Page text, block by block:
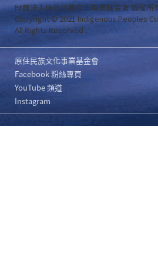
財團法人原住民族文化事業基金會 版權所
Copyright © 2021 Indigenous Peoples
All Rights Reserved .
原住民族文化事業基金會
Facebook 粉絲專頁
YouTube 頻道
Instagram